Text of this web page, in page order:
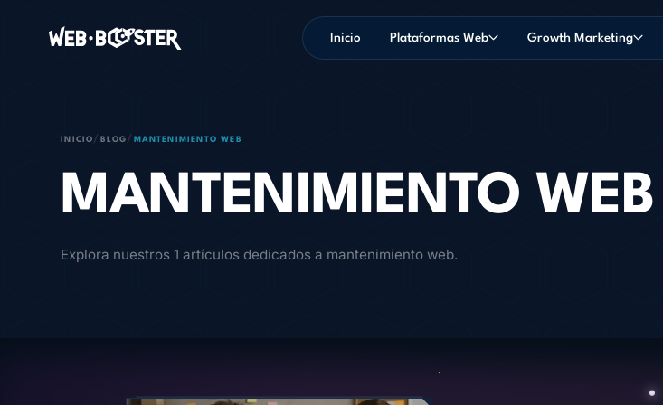
Inicio Plataformas Web Growth Marketing
INICIO / BLOG / MANTENIMIENTO WEB
MANTENIMIENTO WEB
Explora nuestros 1 artículos dedicados a mantenimiento web.